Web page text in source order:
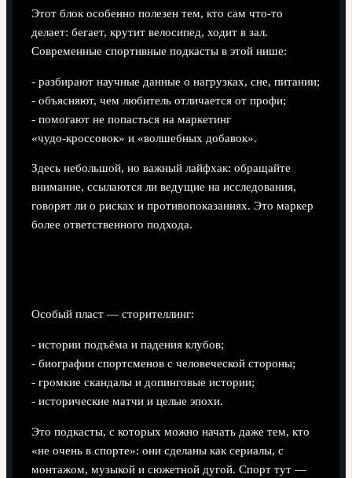
Этот блок особенно полезен тем, кто сам что‑то
делает: бегает, крутит велосипед, ходит в зал.
Современные спортивные подкасты в этой нише:
- разбирают научные данные о нагрузках, сне, питании;
- объясняют, чем любитель отличается от профи;
- помогают не попасться на маркетинг
«чудо‑кроссовок» и «волшебных добавок».
Здесь небольшой, но важный лайфхак: обращайте
внимание, ссылаются ли ведущие на исследования,
говорят ли о рисках и противопоказаниях. Это маркер
более ответственного подхода.
Особый пласт — сторителлинг:
- истории подъёма и падения клубов;
- биографии спортсменов с человеческой стороны;
- громкие скандалы и допинговые истории;
- исторические матчи и целые эпохи.
Это подкасты, с которых можно начать даже тем, кто
«не очень в спорте»: они сделаны как сериалы, с
монтажом, музыкой и сюжетной дугой. Спорт тут —